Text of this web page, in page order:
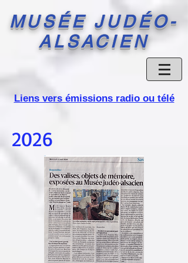
MUSÉE JUDÉO-
ALSACIEN
Liens vers émissions radio ou télé
2026